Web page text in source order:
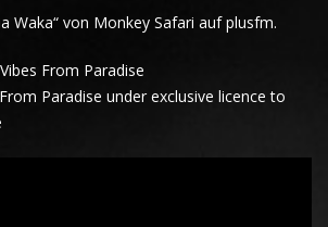
Waka“ von Monkey Safari auf plusfm.
From Paradise
Paradise under exclusive licence to